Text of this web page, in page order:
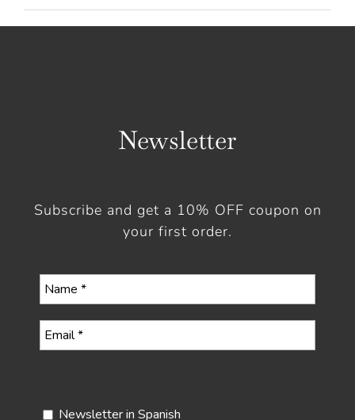
Newsletter
Subscribe and get a 10% OFF coupon on
your first order.
Newsletter in Spanish